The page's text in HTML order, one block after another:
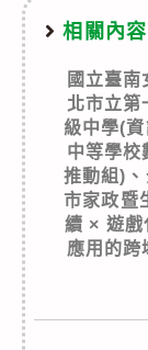
相關內容
國立臺
北市立第
級中學(
中等學校
推動組)
市家政暨
續 × 遊戲
應用的跨